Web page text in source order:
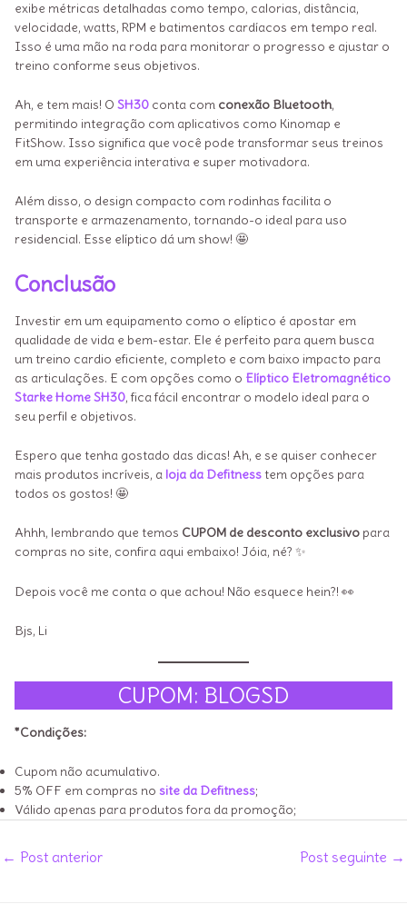
exibe métricas detalhadas como tempo, calorias, distância,
velocidade, watts, RPM e batimentos cardíacos em tempo real.
Isso é uma mão na roda para monitorar o progresso e ajustar o
treino conforme seus objetivos.
Ah, e tem mais! O SH30 conta com conexão Bluetooth,
permitindo integração com aplicativos como Kinomap e
FitShow. Isso significa que você pode transformar seus treinos
em uma experiência interativa e super motivadora.
Além disso, o design compacto com rodinhas facilita o
transporte e armazenamento, tornando-o ideal para uso
residencial. Esse elíptico dá um show! 🤩
Conclusão
Investir em um equipamento como o elíptico é apostar em
qualidade de vida e bem-estar. Ele é perfeito para quem busca
um treino cardio eficiente, completo e com baixo impacto para
as articulações. E com opções como o Elíptico Eletromagnético
Starke Home SH30, fica fácil encontrar o modelo ideal para o
seu perfil e objetivos.
Espero que tenha gostado das dicas! Ah, e se quiser conhecer
mais produtos incríveis, a loja da Defitnesstem opções para
todos os gostos! 🤩
Ahhh, lembrando que temos CUPOM de desconto exclusivo para
compras no site, confira aqui embaixo! Jóia, né? ✨
Depois você me conta o que achou! Não esquece hein?! 👀
Bjs, Li
CUPOM: BLOGSD
*Condições:
Cupom não acumulativo.
5% OFF em compras no site da Defitness;
Válido apenas para produtos fora da promoção;
Post
navigation
← Post anterior Post seguinte →